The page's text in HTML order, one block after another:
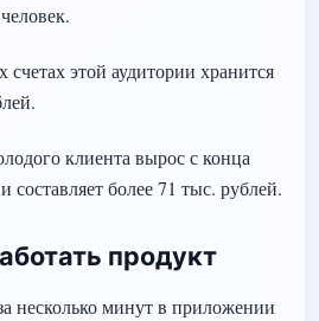
этой аудитории хранится
клиента вырос с конца
составляет более 71 тыс. рублей.
продукт
несколько минут в приложении